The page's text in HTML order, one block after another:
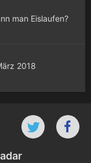
man Eislaufen?
2018